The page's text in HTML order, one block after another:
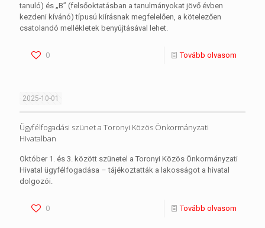
tanuló) és „B” (felsőoktatásban a tanulmányokat jövő évben
kezdeni kívánó) típusú kiírásnak megfelelően, a kötelezően
csatolandó mellékletek benyújtásával lehet.
0 Tovább olvasom
2025-10-01
Ügyfélfogadási szünet a Toronyi Közös Önkormányzati
Hivatalban
Október 1. és 3. között szünetel a Toronyi Közös Önkormányzati
Hivatal ügyfélfogadása – tájékoztatták a lakosságot a hivatal
dolgozói.
0 Tovább olvasom